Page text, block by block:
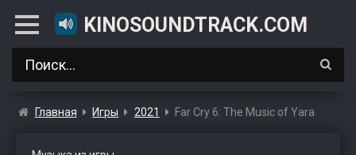
KINOSOUNDTRACK.COM
Главная Игры 2021 Far Cry 6: The Music of Yara